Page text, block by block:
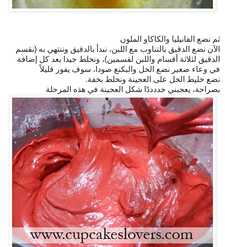
ثم نضع الفانيليا والكاكاو الملون
الآن نضع الدقيق بالتناوب مع اللبن، نبدأ بالدقيق وننتهي به (نقسم
الدقيق لثلاثة أقسام واللبن لقسمين)، ونخلط جيدا بعد كل إضافة
في وعاء صغير نضع الخل والبكنغ صودا، سوف يفور قليلاً
نضع خليط الخل على العجينة ونخلط بخفة.
بصراحة، يعجبني جددددًا شكل العجينة في هذه المرحلة